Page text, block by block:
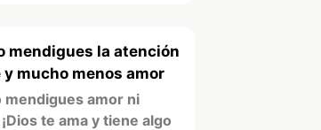
mendigues la atención
y mucho menos amor
mendigues amor ni
te ama y tiene algo